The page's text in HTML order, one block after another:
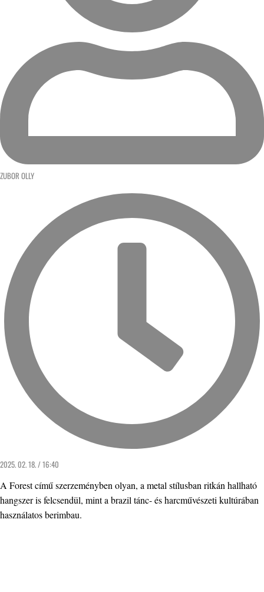
ZUBOR OLLY
2025. 02. 18. / 16:40
A Forest című szerzeményben olyan, a metal stílusban ritkán hallható
hangszer is felcsendül, mint a brazil tánc- és harcművészeti kultúrában
használatos berimbau.